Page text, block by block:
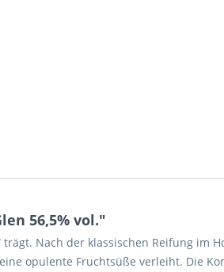
56,5% vol."
Nach der klassischen Reifung im
opulente Fruchtsüße verleiht. Die